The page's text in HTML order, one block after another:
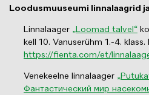
Loodusmuuseumi linnalaagrid
Linnalaager „Loomad talvel“
kell 10. Vanuserühm 1.-4. klass.
https://fienta.com/et/
Venekeelne linnalaager
Фантастический мир